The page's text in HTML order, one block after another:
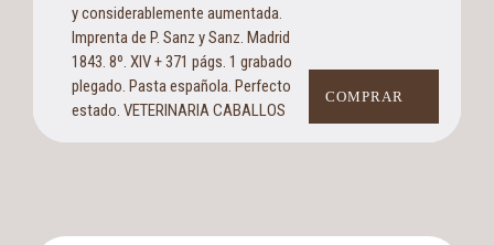
y considerablemente aumentada.
Imprenta de P. Sanz y Sanz. Madrid
1843. 8º. XIV + 371 págs. 1 grabado
plegado. Pasta española. Perfecto
estado. VETERINARIA CABALLOS
COMPRAR